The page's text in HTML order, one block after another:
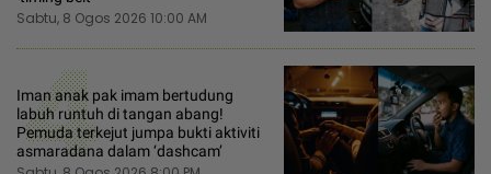
Sabtu, 8 Ogos 2026 10:00 AM
4
Iman anak pak imam bertudung
labuh runtuh di tangan abang!
Pemuda terkejut jumpa bukti aktiviti
asmaradana dalam ‘dashcam’